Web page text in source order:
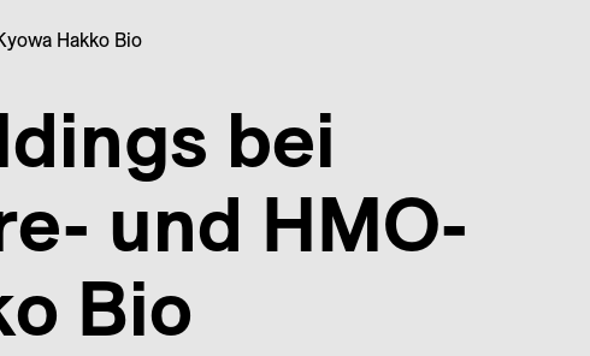
Hakko Bio
bei
und HMO-
Bio